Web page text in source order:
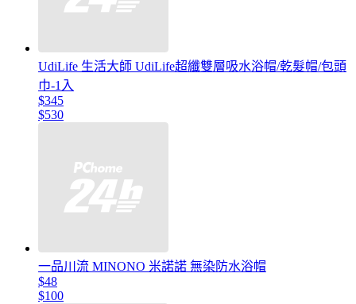
UdiLife 生活大師 UdiLife超纖雙層吸水浴帽/乾髮帽/包頭
巾-1入
$345
$530
一品川流 MINONO 米諾諾 無染防水浴帽
$48
$100